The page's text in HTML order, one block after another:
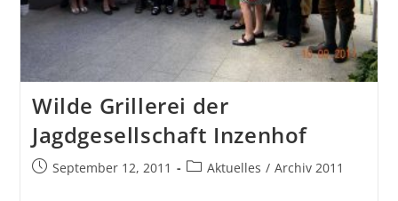
Wilde Grillerei der
Jagdgesellschaft Inzenhof
September 12, 2011 Aktuelles / Archiv 2011